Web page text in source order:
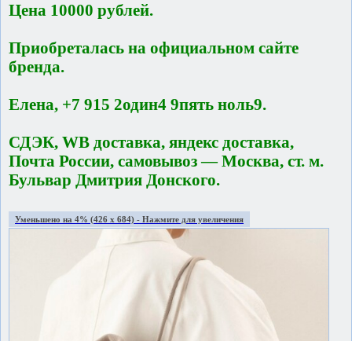
Цена 10000 рублей.
Приобреталась на официальном сайте
бренда.
Елена, +7 915 2один4 9пять ноль9.
СДЭК, WB доставка, яндекс доставка,
Почта России, самовывоз — Москва, ст. м.
Бульвар Дмитрия Донского.
Уменьшено на 4% (426 x 684) - Нажмите для увеличения